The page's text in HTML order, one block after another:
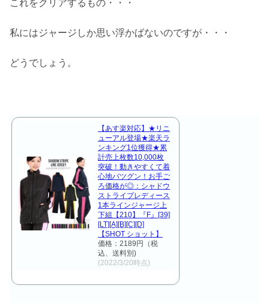
これをクリアするもの・・・
私にはジャージしか思い浮かばないのですが・・・
どうでしょう。
【あす楽対応】★リニ
ューアル登場★楽天ラ
ンキング1位獲得★累
計売上枚数10,000枚
突破！動きやすくて着
心地バツグン！お手ご
ろ価格が◎：シャドウ
ストライプレディース
1本ラインジャージ上
下組【210】『F』[39]
[LT][A][B][C][D]
【SHOT ショット】
価格：2189円（税
込、送料別)
(2022/3/20時点)